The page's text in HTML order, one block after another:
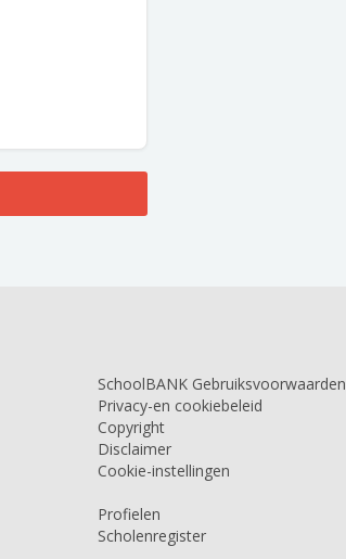
SchoolBANK Gebruiksvoorwaarden
Privacy-en cookiebeleid
Copyright
Disclaimer
Cookie-instellingen
Profielen
Scholenregister